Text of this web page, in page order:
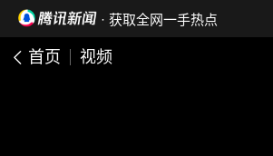
· 获取全网一手热点
首页 视频